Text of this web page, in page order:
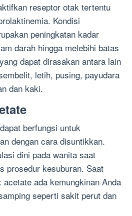
reseptor otak tertentu
Kondisi
peningkatan kadar
darah hingga melebihi batas
dapat dirasakan antara lain
letih, pusing, payudara
dan kaki.
berfungsi untuk
dengan cara disuntikkan.
dini pada wanita saat
prosedur kesuburan. Saat
ada kemungkinan Anda
seperti sakit perut dan